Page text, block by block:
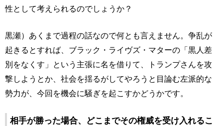
性として考えられるのでしょうか？
黒瀬）あくまで過程の話なので何とも言えません。争乱が
起きるとすれば、ブラック・ライヴズ・マターの「黒人差
別をなくす」という主張に名を借りて、トランプさんを攻
撃しようとか、社会を揺るがしてやろうと目論む左派的な
勢力が、今回を機会に騒ぎを起こすかどうかです。
相手が勝った場合、どこまでその権威を受け入れるこ